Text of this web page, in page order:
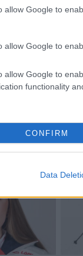
allow Google to
allow Google to
allow Google to
functionality
CONFIRM
Data